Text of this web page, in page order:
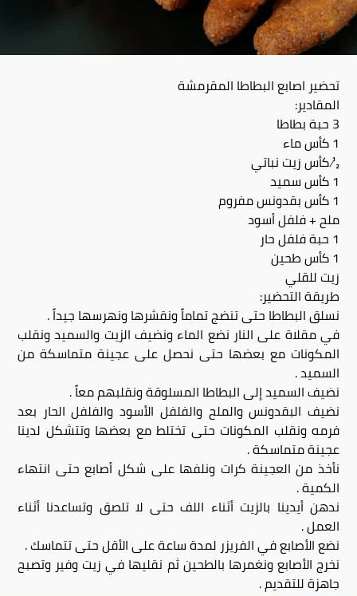
تحضير اصابع البطاطا المقرمشة
المقادير:
3 حبة بطاطا
1 كأس ماء
½ كأس زيت نباتي
1 كأس سميد
1 كأس بقدونس مفروم
ملح + فلفل أسود
1 حبة فلفل حار
1 كأس طحين
زيت للقلي
طريقة التحضير:
نسلق البطاطا حتى تنضج تماماً ونقشرها ونهرسها جيداً .
في مقلاة على النار نضع الماء ونضيف الزيت والسميد ونقلب
المكونات مع بعضها حتى نحصل على عجينة متماسكة من
السميد .
نضيف السميد إلى البطاطا المسلوقة ونقلبهم معاً .
نضيف البقدونس والملح والفلفل الأسود والفلفل الحار بعد
فرمه ونقلب المكونات حتى تختلط مع بعضها وتتشكل لدينا
عجينة متماسكة .
نأخذ من العجينة كرات ونلفها على شكل أصابع حتى انتهاء
الكمية .
ندهن أيدينا بالزيت أثناء اللف حتى لا تلصق وتساعدنا أثناء
العمل .
نضع الأصابع في الفريزر لمدة ساعة على الأقل حتى تتماسك .
نخرج الأصابع ونغمرها بالطحين ثم نقليها في زيت وفير وتصبح
جاهزة للتقديم .